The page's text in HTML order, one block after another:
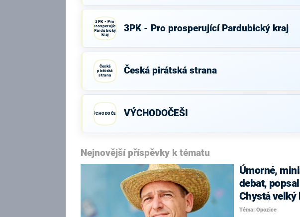
3PK - Pro
prosperující
Pardubický
kraj
3PK - Pro prosperující Pardubický kraj
Česká
pirátská
strana
Česká pirátská strana
VÝCHODOČEŠI VÝCHODOČEŠI
Nejnovější příspěvky k tématu
Úmorné,
debat,
Chystá velký
Téma: Opozice